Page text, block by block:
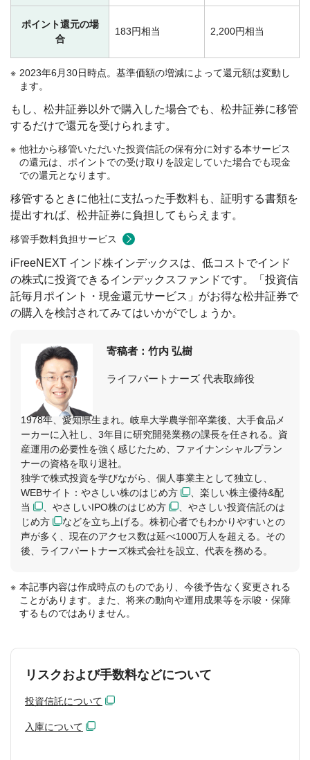
ポイント還元の場
合
183円相当 2,200円相当
2023年6月30日時点。基準価額の増減によって還元額は変動し
ます。
もし、松井証券以外で購入した場合でも、松井証券に移管
するだけで還元を受けられます。
他社から移管いただいた投資信託の保有分に対する本サービス
の還元は、ポイントでの受け取りを設定していた場合でも現金
での還元となります。
移管するときに他社に支払った手数料も、証明する書類を
提出すれば、松井証券に負担してもらえます。
移管手数料負担サービス
iFreeNEXT インド株インデックスは、低コストでインド
の株式に投資できるインデックスファンドです。「投資信
託毎月ポイント・現金還元サービス」がお得な松井証券で
の購入を検討されてみてはいかがでしょうか。
寄稿者：竹内 弘樹
ライフパートナーズ 代表取締役
1978年、愛知県生まれ。岐阜大学農学部卒業後、大手食品メ
ーカーに入社し、3年目に研究開発業務の課長を任される。資
産運用の必要性を強く感じたため、ファイナンシャルプラン
ナーの資格を取り退社。
独学で株式投資を学びながら、個人事業主として独立し、
WEBサイト： やさしい株のはじめ方
楽しい株主優待&配
当
やさしいIPO株のはじめ方
やさしい投資信託のは
じめ方
などを立ち上げる。株初心者でもわかりやすいとの
声が多く、現在のアクセス数は延べ1000万人を超える。その
後、ライフパートナーズ株式会社を設立、代表を務める。
本記事内容は作成時点のものであり、今後予告なく変更される
ことがあります。また、将来の動向や運用成果等を示唆・保障
するものではありません。
リスクおよび手数料などについて
投資信託について
入庫について